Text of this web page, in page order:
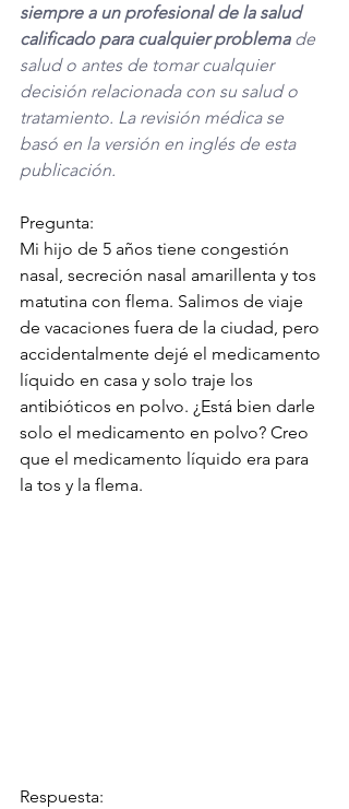
siempre a un profesional de la salud
calificado para cualquier problema de
salud o antes de tomar cualquier
decisión relacionada con su salud o
tratamiento. La revisión médica se
basó en la versión en inglés de esta
publicación.
Pregunta:
Mi hijo de 5 años tiene congestión
nasal, secreción nasal amarillenta y tos
matutina con flema. Salimos de viaje
de vacaciones fuera de la ciudad, pero
accidentalmente dejé el medicamento
líquido en casa y solo traje los
antibióticos en polvo. ¿Está bien darle
solo el medicamento en polvo? Creo
que el medicamento líquido era para
la tos y la flema.
Respuesta: